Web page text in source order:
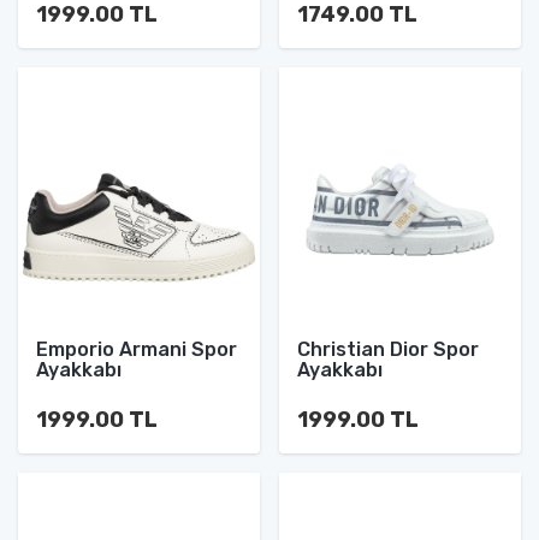
1999.00 TL 1749.00 TL
Emporio Armani Spor
Ayakkabı
1999.00 TL
Christian Dior Spor
Ayakkabı
1999.00 TL